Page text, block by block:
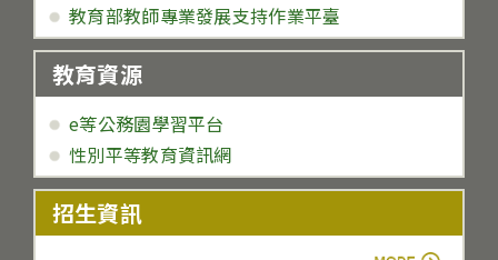
教育部教師專業發展支持作業平臺
教育資源
e等公務園學習平台
性別平等教育資訊網
招生資訊